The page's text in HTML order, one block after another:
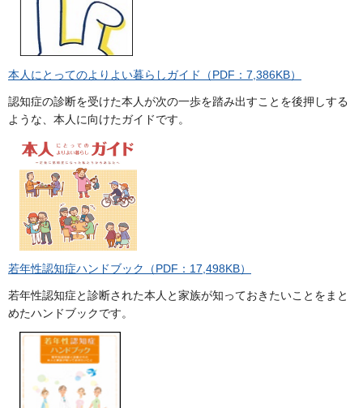
本人にとってのよりよい暮らしガイド（PDF：7,386KB）
認知症の診断を受けた本人が次の一歩を踏み出すことを後押しする
ような、本人に向けたガイドです。
若年性認知症ハンドブック（PDF：17,498KB）
若年性認知症と診断された本人と家族が知っておきたいことをまと
めたハンドブックです。